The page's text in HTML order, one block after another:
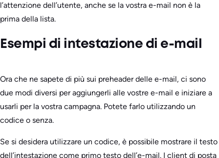
l’attenzione dell’utente, anche se la vostra e-mail non è la
prima della lista.
Esempi di intestazione di e-mail
Ora che ne sapete di più sui preheader delle e-mail, ci sono
due modi diversi per aggiungerli alle vostre e-mail e iniziare a
usarli per la vostra campagna. Potete farlo utilizzando un
codice o senza.
Se si desidera utilizzare un codice, è possibile mostrare il testo
dell’intestazione come primo testo dell’e-mail. I client di posta